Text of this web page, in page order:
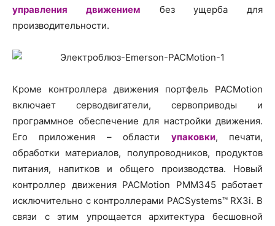
управления движением без ущерба для
производительности.
Кроме контроллера движения портфель PACMotion
включает серводвигатели, сервоприводы и
программное обеспечение для настройки движения.
Его приложения – области упаковки, печати,
обработки материалов, полупроводников, продуктов
питания, напитков и общего производства. Новый
контроллер движения PACMotion PMM345 работает
исключительно с контроллерами PACSystems™ RX3i. В
связи с этим упрощается архитектура бесшовной